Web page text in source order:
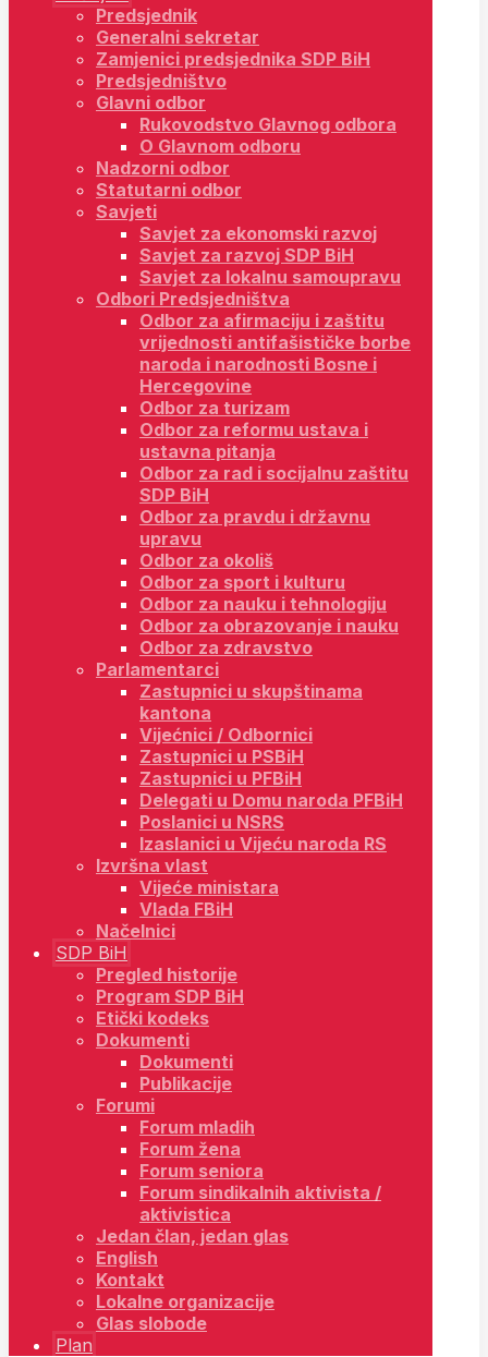
Predsjednik
Generalni sekretar
Zamjenici predsjednika SDP BiH
Predsjedništvo
Glavni odbor
Rukovodstvo Glavnog odbora
O Glavnom odboru
Nadzorni odbor
Statutarni odbor
Savjeti
Savjet za ekonomski razvoj
Savjet za razvoj SDP BiH
Savjet za lokalnu samoupravu
Odbori Predsjedništva
Odbor za afirmaciju i zaštitu
vrijednosti antifašističke borbe
naroda i narodnosti Bosne i
Hercegovine
Odbor za turizam
Odbor za reformu ustava i
ustavna pitanja
Odbor za rad i socijalnu zaštitu
SDP BiH
Odbor za pravdu i državnu
upravu
Odbor za okoliš
Odbor za sport i kulturu
Odbor za nauku i tehnologiju
Odbor za obrazovanje i nauku
Odbor za zdravstvo
Parlamentarci
Zastupnici u skupštinama
kantona
Vijećnici / Odbornici
Zastupnici u PSBiH
Zastupnici u PFBiH
Delegati u Domu naroda PFBiH
Poslanici u NSRS
Izaslanici u Vijeću naroda RS
Izvršna vlast
Vijeće ministara
Vlada FBiH
Načelnici
SDP BiH
Pregled historije
Program SDP BiH
Etički kodeks
Dokumenti
Dokumenti
Publikacije
Forumi
Forum mladih
Forum žena
Forum seniora
Forum sindikalnih aktivista /
aktivistica
Jedan član, jedan glas
English
Kontakt
Lokalne organizacije
Glas slobode
Plan